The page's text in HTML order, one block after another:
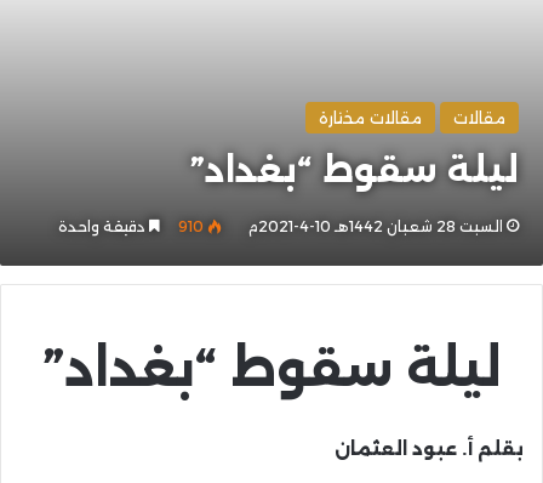
مقالات مقالات مختارة
ليلة سقوط “بغداد”
السبت 28 شعبان 1442هـ 10-4-2021م 910 دقيقة واحدة
ليلة سقوط “بغداد”
بقلم أ. عبود العثمان